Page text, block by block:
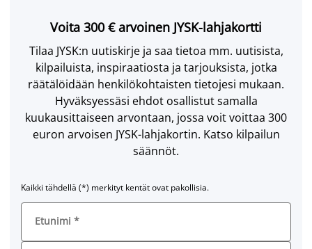
Voita 300 € arvoinen JYSK-lahjakortti
Tilaa JYSK:n uutiskirje ja saa tietoa mm. uutisista,
kilpailuista, inspiraatiosta ja tarjouksista, jotka
räätälöidään henkilökohtaisten tietojesi mukaan.
Hyväksyessäsi ehdot osallistut samalla
kuukausittaiseen arvontaan, jossa voit voittaa 300
euron arvoisen JYSK-lahjakortin. Katso kilpailun
säännöt.
Kaikki tähdellä (*) merkityt kentät ovat pakollisia.
Etunimi *